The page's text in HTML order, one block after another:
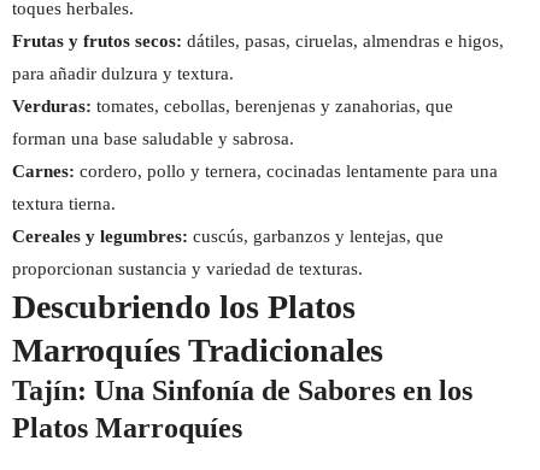
toques herbales.
Frutas y frutos secos: dátiles, pasas, ciruelas, almendras e higos,
para añadir dulzura y textura.
Verduras: tomates, cebollas, berenjenas y zanahorias, que
forman una base saludable y sabrosa.
Carnes: cordero, pollo y ternera, cocinadas lentamente para una
textura tierna.
Cereales y legumbres: cuscús, garbanzos y lentejas, que
proporcionan sustancia y variedad de texturas.
Descubriendo los Platos
Marroquíes Tradicionales
Tajín: Una Sinfonía de Sabores en los
Platos Marroquíes